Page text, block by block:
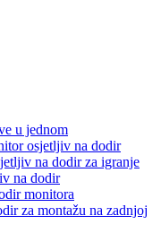
u jednom
osjetljiv na dodir
na dodir za igranje
na dodir
monitora
za montažu na zadnjoj